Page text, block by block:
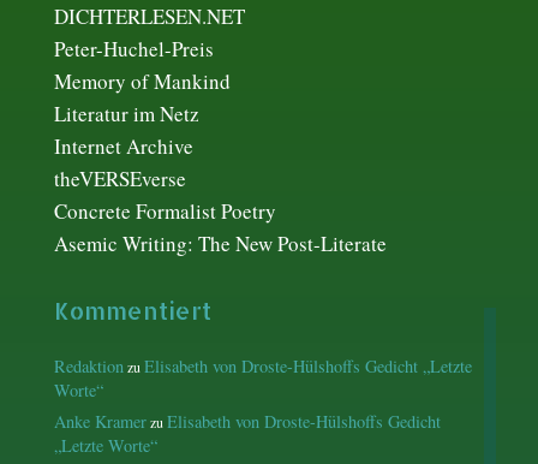
DICHTERLESEN.NET
Peter-Huchel-Preis
Memory of Mankind
Literatur im Netz
Internet Archive
theVERSEverse
Concrete Formalist Poetry
Asemic Writing: The New Post-Literate
Kommentiert
RedaktionzuElisabeth von Droste-Hülshoffs Gedicht „Letzte
Worte“
Anke KramerzuElisabeth von Droste-Hülshoffs Gedicht
„Letzte Worte“